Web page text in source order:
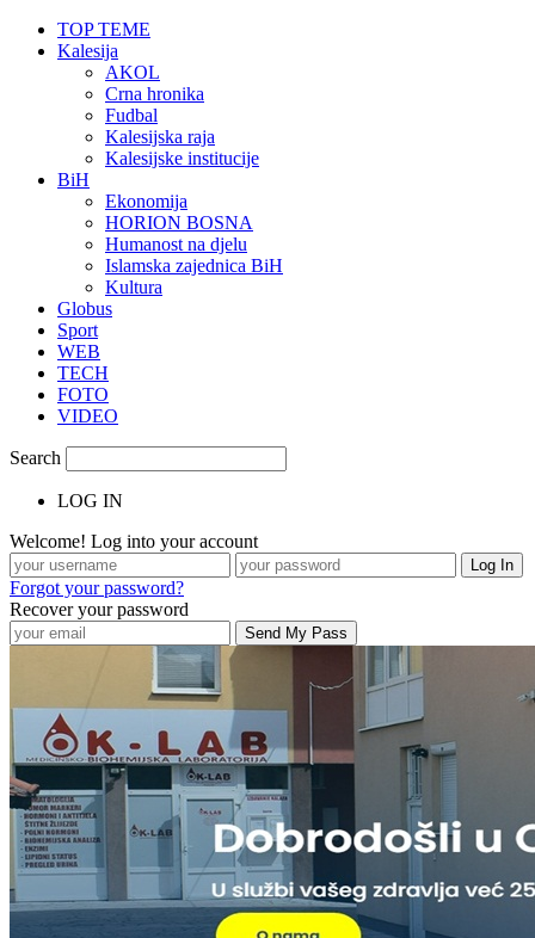
TOP TEME
Kalesija
AKOL
Crna hronika
Fudbal
Kalesijska raja
Kalesijske institucije
BiH
Ekonomija
HORION BOSNA
Humanost na djelu
Islamska zajednica BiH
Kultura
Globus
Sport
WEB
TECH
FOTO
VIDEO
Search
LOG IN
Welcome! Log into your account
Forgot your password?
Recover your password